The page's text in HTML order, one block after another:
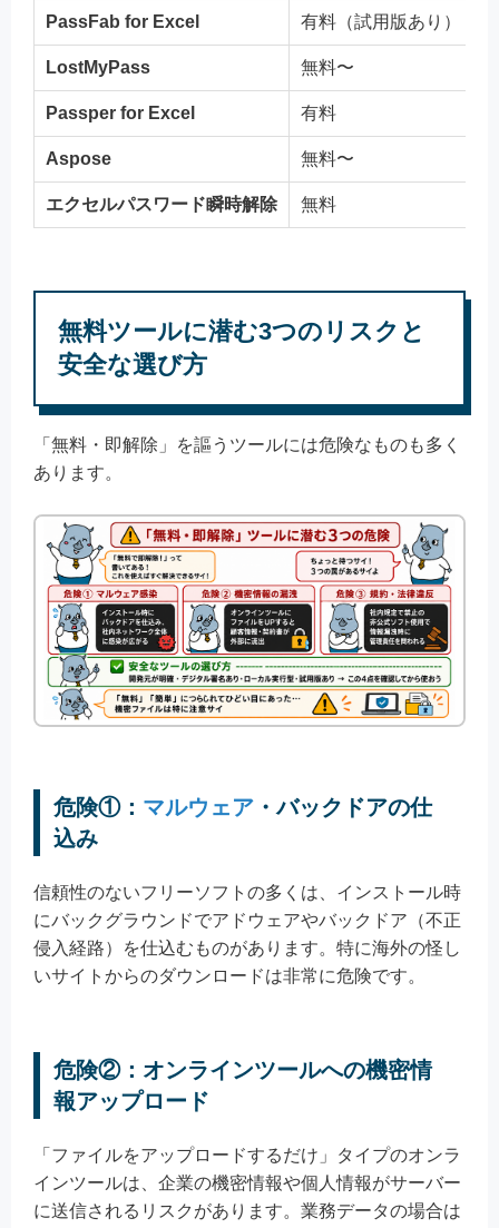
PassFab for Excel 有料（試用版あり）
LostMyPass 無料〜
Passper for Excel 有料
Aspose 無料〜
エクセルパスワード瞬時解除 無料
無料ツールに潜む3つのリスクと
安全な選び方
「無料・即解除」を謳うツールには危険なものも多く
あります。
危険①： マルウェア ・バックドアの仕
込み
信頼性のないフリーソフトの多くは、インストール時
にバックグラウンドでアドウェアやバックドア（不正
侵入経路）を仕込むものがあります。特に海外の怪し
いサイトからのダウンロードは非常に危険です。
危険②：オンラインツールへの機密情
報アップロード
「ファイルをアップロードするだけ」タイプのオンラ
インツールは、企業の機密情報や個人情報がサーバー
に送信されるリスクがあります。業務データの場合は